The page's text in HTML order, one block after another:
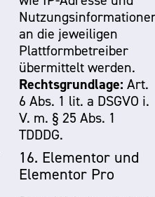
an die jeweiligen
Plattformbetreiber
übermittelt werden.
Rechtsgrundlage: Art.
6 Abs. 1 lit. a DSGVO i.
V. m. § 25 Abs. 1
TDDDG.
16. Elementor und
Elementor Pro